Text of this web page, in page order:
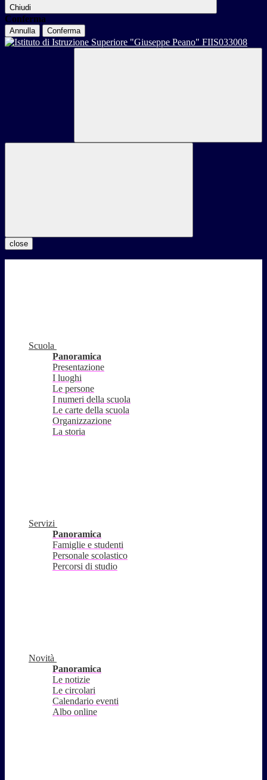
Chiudi
Conferma
Annulla Conferma
close
Scuola
Panoramica
Presentazione
I luoghi
Le persone
I numeri della scuola
Le carte della scuola
Organizzazione
La storia
Servizi
Panoramica
Famiglie e studenti
Personale scolastico
Percorsi di studio
Novità
Panoramica
Le notizie
Le circolari
Calendario eventi
Albo online